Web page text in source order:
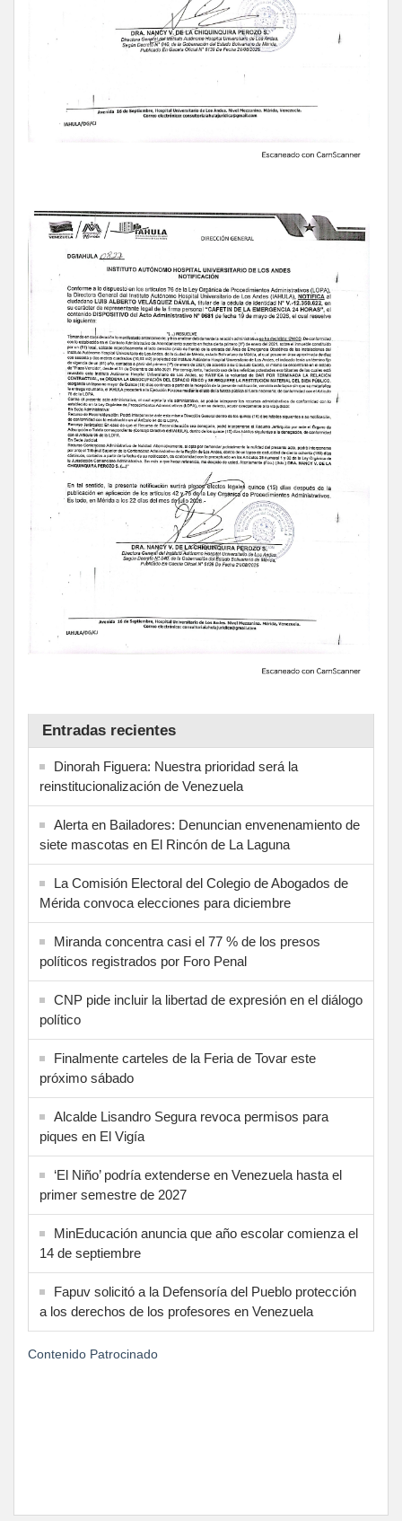
Entradas recientes
Dinorah Figuera: Nuestra prioridad será la
reinstitucionalización de Venezuela
Alerta en Bailadores: Denuncian envenenamiento de
siete mascotas en El Rincón de La Laguna
La Comisión Electoral del Colegio de Abogados de
Mérida convoca elecciones para diciembre
Miranda concentra casi el 77 % de los presos
políticos registrados por Foro Penal
CNP pide incluir la libertad de expresión en el diálogo
político
Finalmente carteles de la Feria de Tovar este
próximo sábado
Alcalde Lisandro Segura revoca permisos para
piques en El Vigía
‘El Niño’ podría extenderse en Venezuela hasta el
primer semestre de 2027
MinEducación anuncia que año escolar comienza el
14 de septiembre
Fapuv solicitó a la Defensoría del Pueblo protección
a los derechos de los profesores en Venezuela
Contenido Patrocinado